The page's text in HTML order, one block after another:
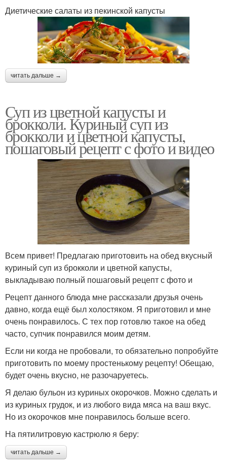
Диетические салаты из пекинской капусты
читать дальше →
Суп из цветной капусты и
брокколи. Куриный суп из
брокколи и цветной капусты,
пошаговый рецепт с фото и видео
Всем привет! Предлагаю приготовить на обед вкусный
куриный суп из брокколи и цветной капусты,
выкладываю полный пошаговый рецепт с фото и
Рецепт данного блюда мне рассказали друзья очень
давно, когда ещё был холостяком. Я приготовил и мне
очень понравилось. С тех пор готовлю такое на обед
часто, супчик понравился моим детям.
Если ни когда не пробовали, то обязательно попробуйте
приготовить по моему простенькому рецепту! Обещаю,
будет очень вкусно, не разочаруетесь.
Я делаю бульон из куриных окорочков. Можно сделать и
из куриных грудок, и из любого вида мяса на ваш вкус.
Но из окорочков мне понравилось больше всего.
На пятилитровую кастрюлю я беру:
читать дальше →